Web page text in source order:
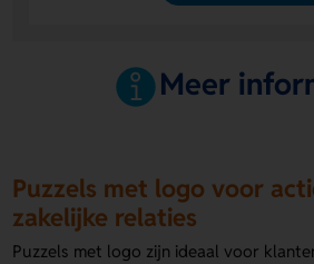
Meer
Puzzels met logo voor
zakelijke relaties
Puzzels met logo zijn ideaal voor